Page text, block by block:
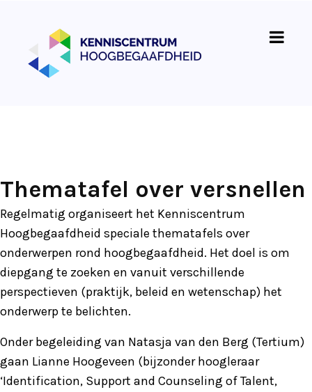
Thematafel over versnellen
Regelmatig organiseert het Kenniscentrum
Hoogbegaafdheid speciale thematafels over
onderwerpen rond hoogbegaafdheid. Het doel is om
diepgang te zoeken en vanuit verschillende
perspectieven (praktijk, beleid en wetenschap) het
onderwerp te belichten.
Onder begeleiding van Natasja van den Berg (Tertium)
gaan Lianne Hoogeveen (bijzonder hoogleraar
‘Identification, Support and Counseling of Talent,